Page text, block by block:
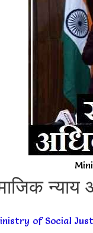
न्याय
of Social